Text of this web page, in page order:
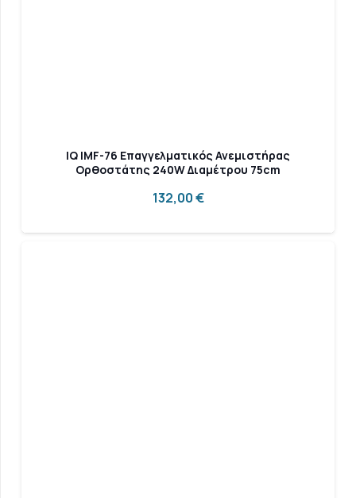
IQ IMF-76 Επαγγελματικός Ανεμιστήρας
Ορθοστάτης 240W Διαμέτρου 75cm
132,00€